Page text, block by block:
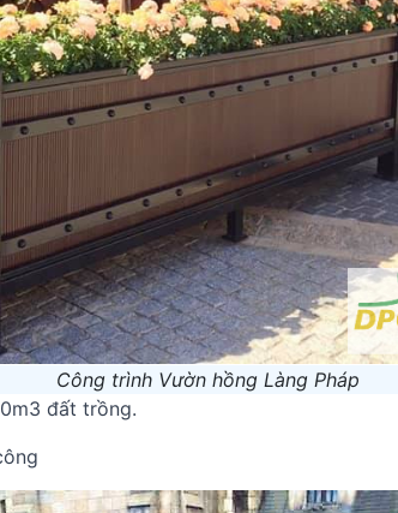
Công trình Vườn hồng Làng Pháp
đất trồng.